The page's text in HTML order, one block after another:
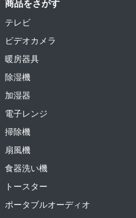
商品をさがす
テレビ
ビデオカメラ
暖房器具
除湿機
加湿器
電子レンジ
掃除機
扇風機
食器洗い機
トースター
ポータブルオーディオ